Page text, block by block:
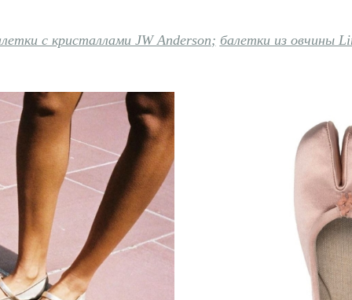
с кристаллами JW Anderson; балетки из овчины